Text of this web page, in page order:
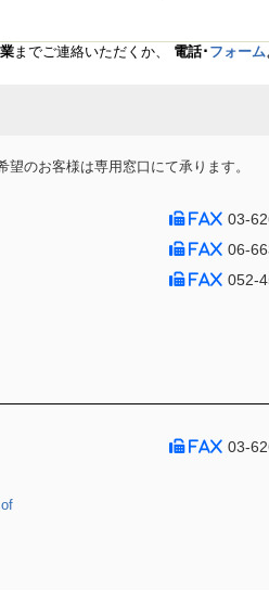
までご連絡いただくか、 電話･ フォーム
のお客様は専用窓口にて承ります。
03-
06-
052-
03-